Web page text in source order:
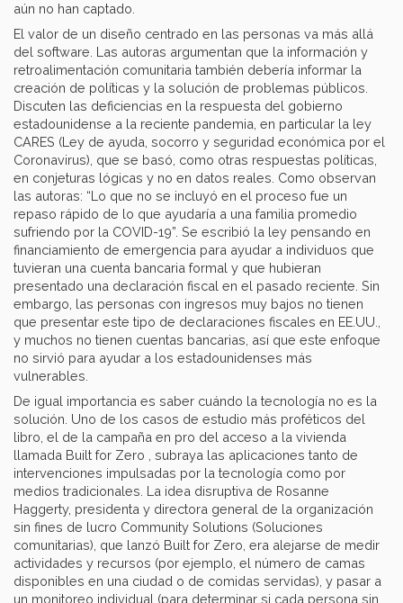
aún no han captado.
El valor de un diseño centrado en las personas va más allá
del software. Las autoras argumentan que la información y
retroalimentación comunitaria también debería informar la
creación de políticas y la solución de problemas públicos.
Discuten las deficiencias en la respuesta del gobierno
estadounidense a la reciente pandemia, en particular la ley
CARES (Ley de ayuda, socorro y seguridad económica por el
Coronavirus), que se basó, como otras respuestas políticas,
en conjeturas lógicas y no en datos reales. Como observan
las autoras: “Lo que no se incluyó en el proceso fue un
repaso rápido de lo que ayudaría a una familia promedio
sufriendo por la COVID-19”. Se escribió la ley pensando en
financiamiento de emergencia para ayudar a individuos que
tuvieran una cuenta bancaria formal y que hubieran
presentado una declaración fiscal en el pasado reciente. Sin
embargo, las personas con ingresos muy bajos no tienen
que presentar este tipo de declaraciones fiscales en EE.UU.,
y muchos no tienen cuentas bancarias, así que este enfoque
no sirvió para ayudar a los estadounidenses más
vulnerables.
De igual importancia es saber cuándo la tecnología no es la
solución. Uno de los casos de estudio más proféticos del
libro, el de la campaña en pro del acceso a la vivienda
llamada Built for Zero , subraya las aplicaciones tanto de
intervenciones impulsadas por la tecnología como por
medios tradicionales. La idea disruptiva de Rosanne
Haggerty, presidenta y directora general de la organización
sin fines de lucro Community Solutions (Soluciones
comunitarias), que lanzó Built for Zero, era alejarse de medir
actividades y recursos (por ejemplo, el número de camas
disponibles en una ciudad o de comidas servidas), y pasar a
un monitoreo individual (para determinar si cada persona sin